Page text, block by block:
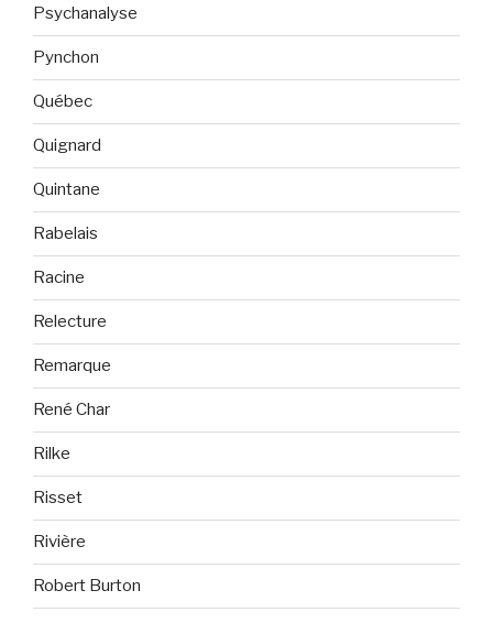
Psychanalyse
Pynchon
Québec
Quignard
Quintane
Rabelais
Racine
Relecture
Remarque
René Char
Rilke
Risset
Rivière
Robert Burton